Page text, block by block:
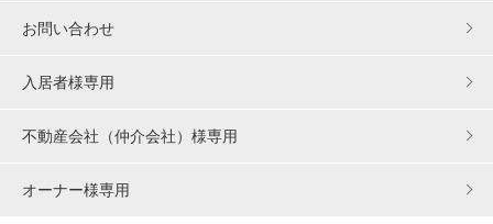
お問い合わせ
入居者様専用
不動産会社（仲介会社）様専用
オーナー様専用